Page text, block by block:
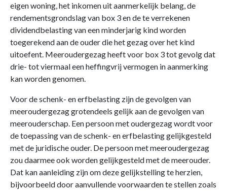
eigen woning, het inkomen uit aanmerkelijk belang, de
rendementsgrondslag van box 3 en de te verrekenen
dividendbelasting van een minderjarig kind worden
toegerekend aan de ouder die het gezag over het kind
uitoefent. Meeroudergezag heeft voor box 3 tot gevolg dat
drie- tot viermaal een heffingvrij vermogen in aanmerking
kan worden genomen.
Voor de schenk- en erfbelasting zijn de gevolgen van
meeroudergezag grotendeels gelijk aan de gevolgen van
meerouderschap. Een persoon met oudergezag wordt voor
de toepassing van de schenk- en erfbelasting gelijkgesteld
met de juridische ouder. De persoon met meeroudergezag
zou daarmee ook worden gelijkgesteld met de meerouder.
Dat kan aanleiding zijn om deze gelijkstelling te herzien,
bijvoorbeeld door aanvullende voorwaarden te stellen zoals